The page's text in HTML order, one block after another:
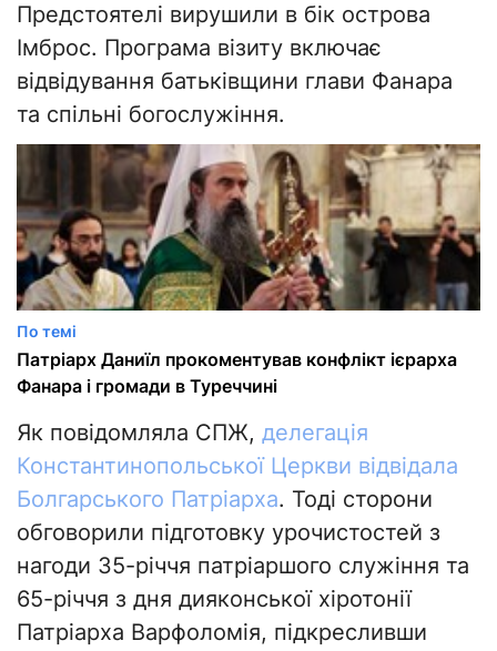
Предстоятелі вирушили в бік острова
Імброс. Програма візиту включає
відвідування батьківщини глави Фанара
та спільні богослужіння.
По темі
Патріарх Даниїл прокоментував конфлікт ієрарха
Фанара і громади в Туреччині
Як повідомляла СПЖ, делегація
Константинопольської Церкви відвідала
Болгарського Патріарха. Тоді сторони
обговорили підготовку урочистостей з
нагоди 35-річчя патріаршого служіння та
65-річчя з дня диякон­ської хіротонії
Патріарха Варфоломія, підкресливши